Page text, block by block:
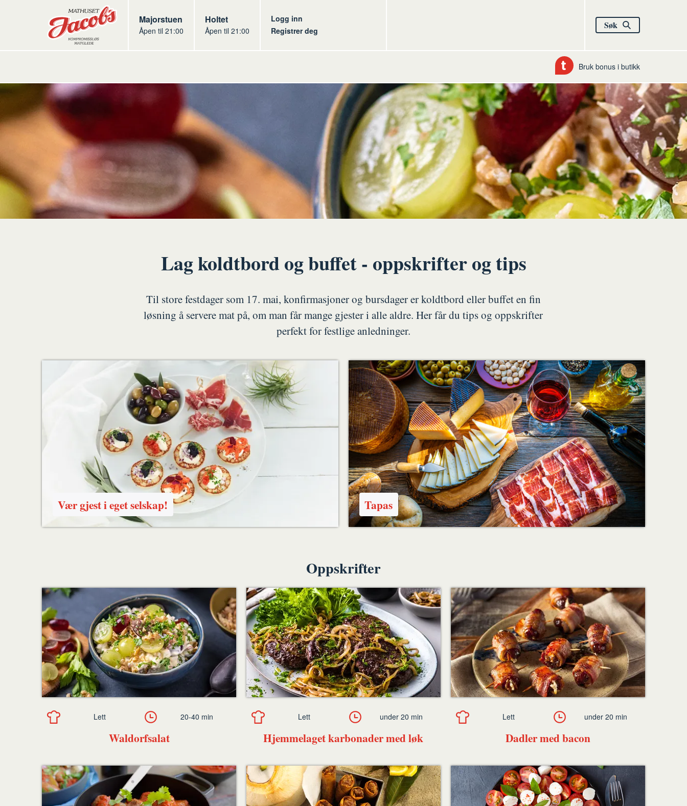
Butikker Jacobs
Majorstuen
Åpen til 21:00
Jacobs
Holtet
Åpen til 21:00
Logg inn
Registrer deg
Søk
Bruk bonus i butikk
Lag koldtbord og buffet - oppskrifter og tips
Til store festdager som 17. mai, konfirmasjoner og bursdager er koldtbord eller buffet en fin
løsning å servere mat på, om man får mange gjester i alle aldre. Her får du tips og oppskrifter
perfekt for festlige anledninger.
Vær gjest i eget selskap! Tapas
Oppskrifter
Waldorfsalat
Lett 20-40 min
Hjemmelaget karbonader med løk
Lett under 20 min
Dadler med bacon
Lett under 20 min